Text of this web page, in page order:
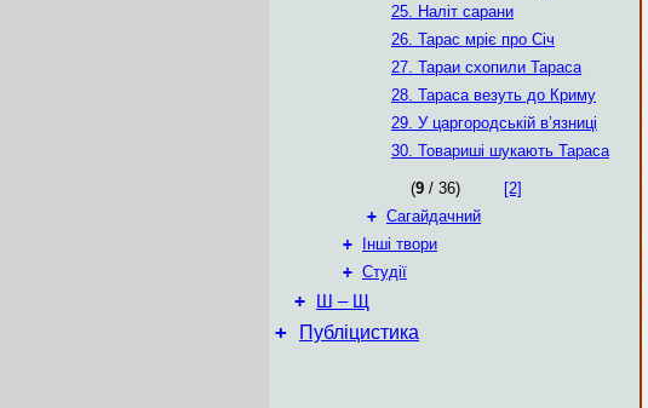
25. Наліт сарани
26. Тарас мріє про Січ
27. Тараи схопили Тараса
28. Тараса везуть до Криму
29. У царгородській в’язниці
30. Товариші шукають Тараса
(9 / 36)
[2]
+ Сагайдачний
+
Інші твори
+ Студії
+ Ш – Щ
+ Публіцистика